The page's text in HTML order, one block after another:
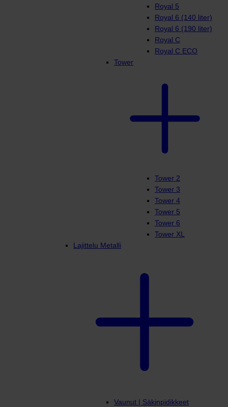
Royal 5
Royal 6 (140 liter)
Royal 6 (190 liter)
Royal C
Royal C ECO
Tower
Tower 2
Tower 3
Tower 4
Tower 5
Tower 6
Tower XL
Lajittelu Metalli
Vaunut | Säkinpidikkeet